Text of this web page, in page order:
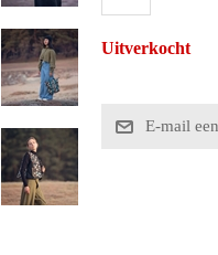
Uitverkocht